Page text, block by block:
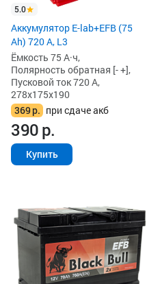
5.0
Аккумулятор E-lab+EFB (75
Ah) 720 А, L3
Ёмкость 75 А·ч,
Полярность обратная [- +],
Пусковой ток 720 А,
278x175x190
369р. при сдаче акб
390р.
Купить